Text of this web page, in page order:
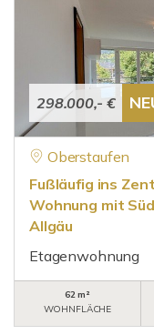
298.000,- €
Oberstaufen
Fußläufig ins
Wohnung mit
Allgäu
Etagenwohnung
62 m²
WOHNFLÄCHE